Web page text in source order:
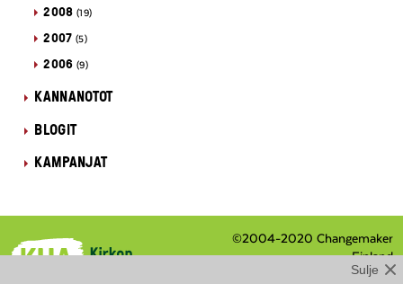
2008 (19)
2007 (5)
2006 (9)
KANNANOTOT
BLOGIT
KAMPANJAT
©2004-2020 Changemaker
Finland
Eteläranta 8 / PL 210, 00131
Sulje